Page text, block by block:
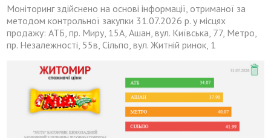
Моніторинг здійснено на основі інформації, отриманої за
методом контрольної закупки 31.07.2026 р. у місцях
продажу: АТБ, пр. Миру, 15А, Ашан, вул. Київська, 77, Метро,
пр. Незалежності, 55в, Сільпо, вул. Житній ринок, 1